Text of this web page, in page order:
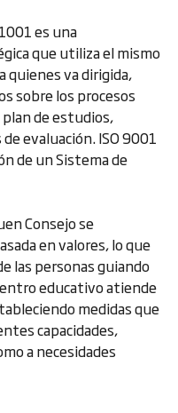
es una
que utiliza el mismo
quienes va dirigida,
sobre los procesos
de estudios,
evaluación. ISO 9001
de un Sistema de
Consejo se
en valores, lo que
las personas guiando
educativo atiende
medidas que
capacidades,
a necesidades